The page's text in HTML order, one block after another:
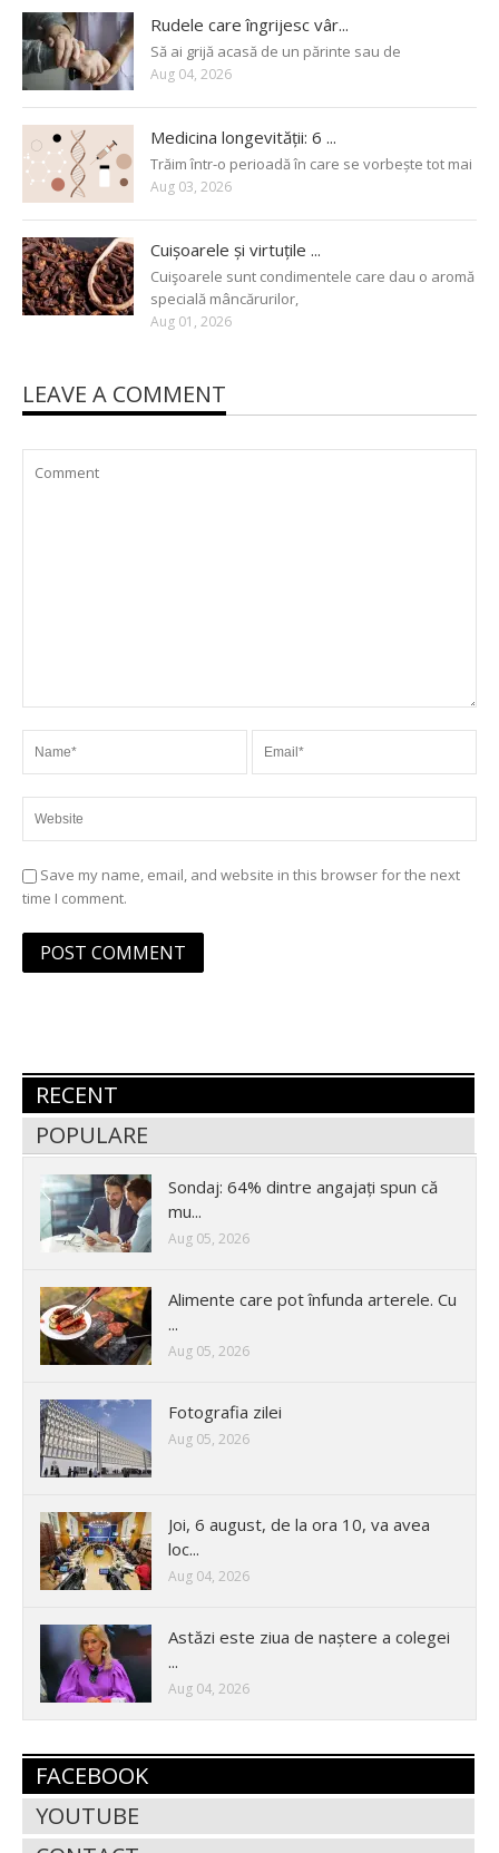
Rudele care îngrijesc vâr...
Să ai grijă acasă de un părinte sau de
Aug 04, 2026
Medicina longevității: 6 ...
Trăim într-o perioadă în care se vorbește tot mai
Aug 03, 2026
Cuișoarele și virtuțile ...
Cuişoarele sunt condimentele care dau o aromă
specială mâncărurilor,
Aug 01, 2026
LEAVE A COMMENT
Save my name, email, and website in this browser for the next
time I comment.
RECENT
POPULARE
Sondaj: 64% dintre angajați spun că
mu...
Aug 05, 2026
Alimente care pot înfunda arterele. Cu
...
Aug 05, 2026
Fotografia zilei
Aug 05, 2026
Joi, 6 august, de la ora 10, va avea
loc...
Aug 04, 2026
Astăzi este ziua de naștere a colegei
...
Aug 04, 2026
FACEBOOK
YOUTUBE